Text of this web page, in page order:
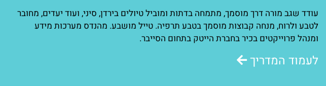
עודד שגב מורה דרך מוסמך, מתמחה בדתות ומוביל טיולים בירדן, סיני, ועוד יעדים, מחובר
לטבע ולרוח, מנחה קבוצות מוסמך בטבע תרפיה. טייל מושבע. מהנדס מערכות מידע
ומנהל פרוייקטים בכיר בחברת הייטק בתחום הסייבר.
לעמוד המדריך